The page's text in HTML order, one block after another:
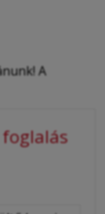
A
foglalás